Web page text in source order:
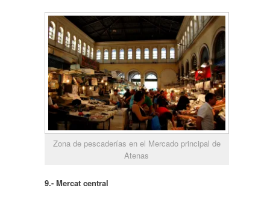
Zona de pescaderías en el Mercado principal de
Atenas
9.- Mercat central